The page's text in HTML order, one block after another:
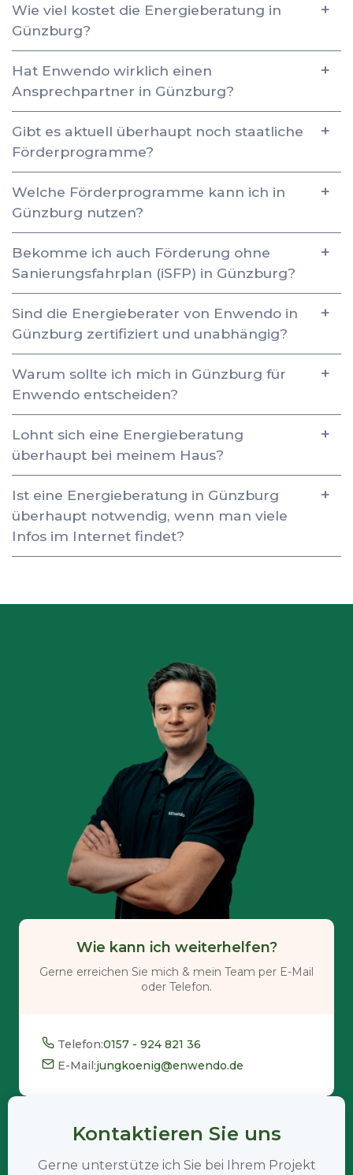
Wie viel kostet die Energieberatung in
Günzburg?
Hat Enwendo wirklich einen
Ansprechpartner in Günzburg?
Gibt es aktuell überhaupt noch staatliche
Förderprogramme?
Welche Förderprogramme kann ich in
Günzburg nutzen?
Bekomme ich auch Förderung ohne
Sanierungsfahrplan (iSFP) in Günzburg?
Sind die Energieberater von Enwendo in
Günzburg zertifiziert und unabhängig?
Warum sollte ich mich in Günzburg für
Enwendo entscheiden?
Lohnt sich eine Energieberatung
überhaupt bei meinem Haus?
Ist eine Energieberatung in Günzburg
überhaupt notwendig, wenn man viele
Infos im Internet findet?
Wie kann ich weiterhelfen?
Gerne erreichen Sie mich & mein Team per E-Mail
oder Telefon.
Telefon:0157 - 924 821 36
E-Mail:jungkoenig@enwendo.de
Kontaktieren Sie uns
Gerne unterstütze ich Sie bei Ihrem Projekt